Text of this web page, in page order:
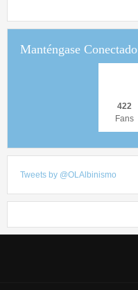
Manténgase Conectado
422
Fans
Tweets by @OLAlbinismo